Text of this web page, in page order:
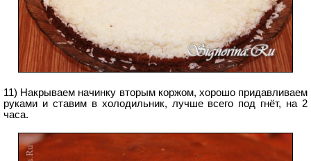
11) Накрываем начинку вторым коржом, хорошо придавливаем
руками и ставим в холодильник, лучше всего под гнёт, на 2
часа.